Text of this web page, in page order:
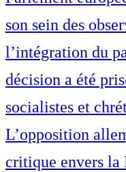
son sein des
l’intégration du
décision a été
socialistes et
L’opposition
critique envers la